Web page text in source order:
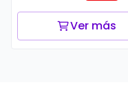
Ver más